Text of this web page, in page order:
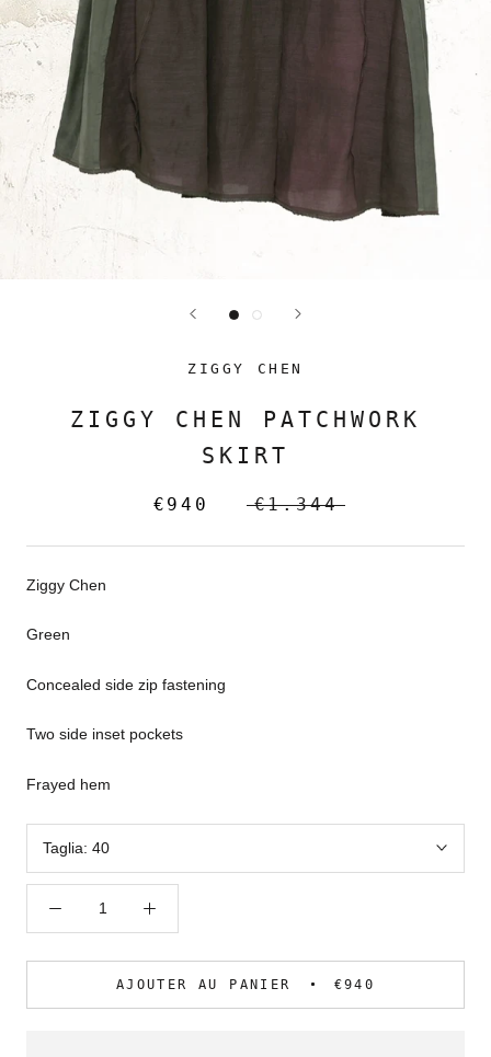
ZIGGY CHEN
ZIGGY CHEN PATCHWORK
SKIRT
€940 €1.344
Ziggy Chen
Green
Concealed side zip fastening
Two side inset pockets
Frayed hem
Taglia: 40
AJOUTER AU PANIER €940